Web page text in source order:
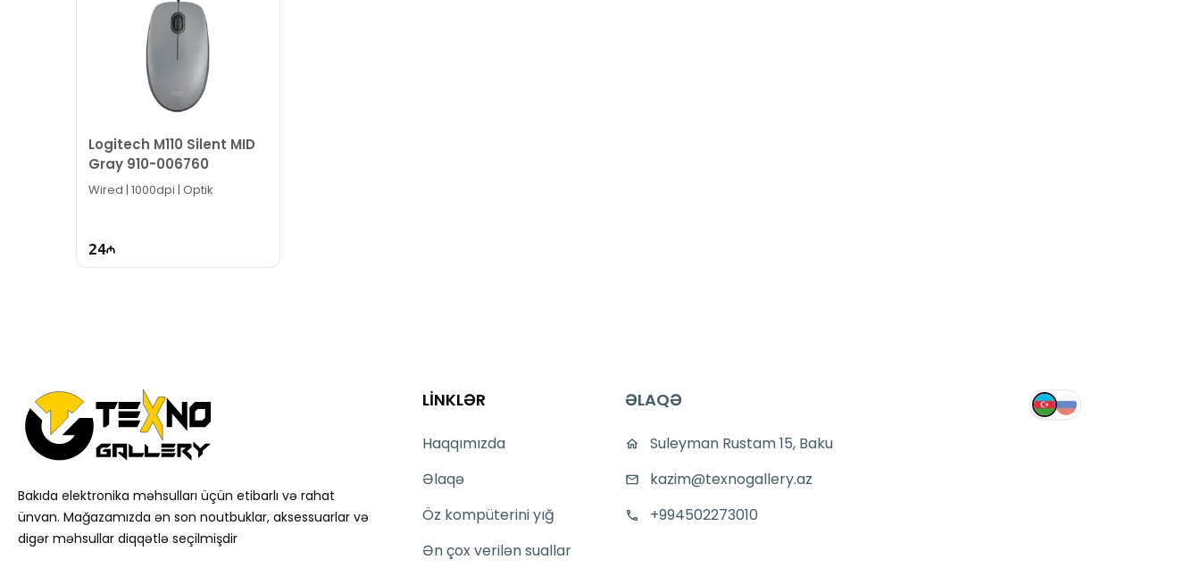
Logitech M110 Silent MID
Gray 910-006760
Wired | 1000dpi | Optik
24
Bakıda elektronika məhsulları üçün etibarlı və rahat
ünvan. Mağazamızda ən son noutbuklar, aksessuarlar və
digər məhsullar diqqətlə seçilmişdir
LİNKLƏR
Haqqımızda
Əlaqə
Öz kompüterini yığ
Ən çox verilən suallar
ƏLAQƏ
Suleyman Rustam 15, Baku
kazim@texnogallery.az
+994502273010